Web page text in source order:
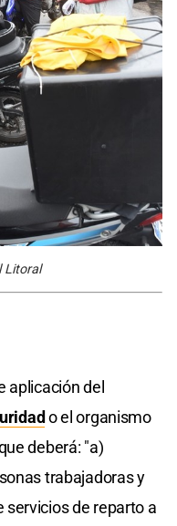
Litoral
aplicación del
o el organismo
deberá: "a)
trabajadoras y
servicios de reparto a